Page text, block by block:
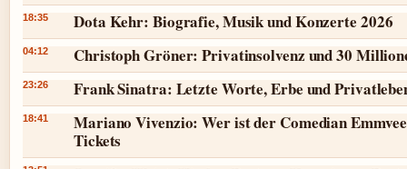
18:35 Dota Kehr: Biografie, Musik und Konzerte 2026
04:12 Christoph Gröner: Privatinsolvenz und 30
23:26 Frank Sinatra: Letzte Worte, Erbe und
18:41
Mariano Vivenzio: Wer ist der Comedian
Tickets